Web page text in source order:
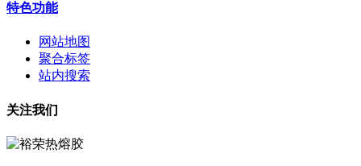
特色功能
网站地图
聚合标签
站内搜索
关注我们